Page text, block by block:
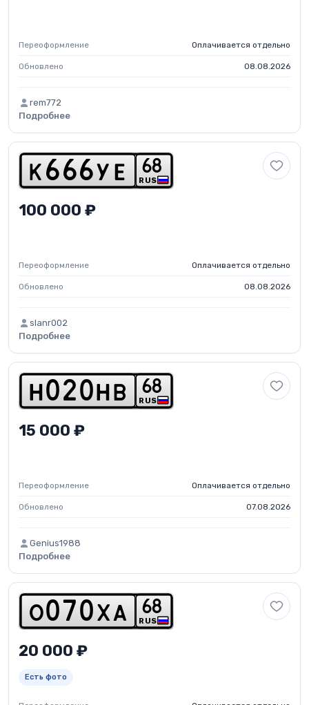
Переоформление Оплачивается отдельно
Обновлено 08.08.2026
rem772
Подробнее
k 6 6 6 y e RUS
68
100 000 ₽
Переоформление Оплачивается отдельно
Обновлено 08.08.2026
slanr002
Подробнее
h 0 2 0 h b RUS
68
15 000 ₽
Переоформление Оплачивается отдельно
Обновлено 07.08.2026
Genius1988
Подробнее
o0 7 0 x a RUS
68
20 000 ₽
Есть фото